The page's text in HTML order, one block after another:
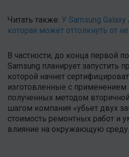
Читать также: У Samsung
которая может оттолкнуть от
В частности, до конца первой
Samsung планирует запустить
которой начнет
изготовленные с применением
полученных методом
шагом компания «убьет двух
стоимость ремонтных работ и
влияние на окружающую среду.